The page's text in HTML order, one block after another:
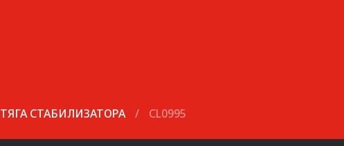
ТЯГА СТАБИЛИЗАТОРА / CL0995